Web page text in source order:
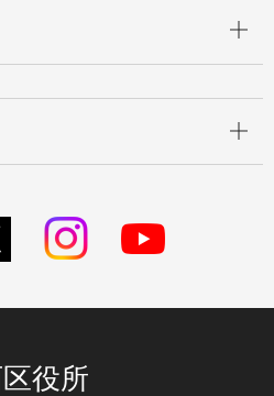
役所